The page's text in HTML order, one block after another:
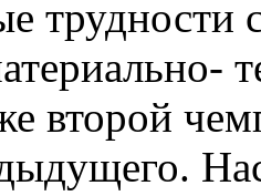
трудности
второй